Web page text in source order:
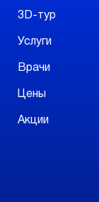
3D-тур
Услуги
Врачи
Цены
Акции